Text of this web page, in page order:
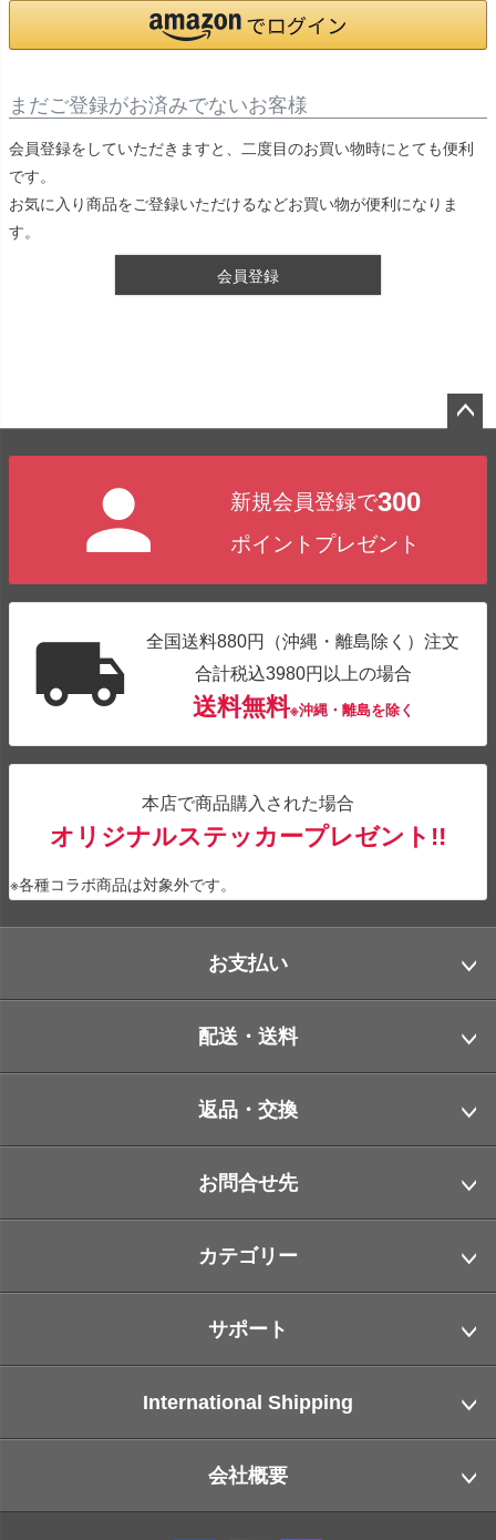
まだご登録がお済みでないお客様
会員登録をしていただきますと、二度目のお買い物時にとても便利
です。
お気に入り商品をご登録いただけるなどお買い物が便利になりま
す。
会員登録
新規会員登録で300
ポイントプレゼント
全国送料880円（沖縄・離島除く）注文
合計税込3980円以上の場合
送料無料※沖縄・離島を除く
本店で商品購入された場合
オリジナルステッカープレゼント!!
※各種コラボ商品は対象外です。
お支払い
配送・送料
返品・交換
お問合せ先
カテゴリー
サポート
International Shipping
会社概要